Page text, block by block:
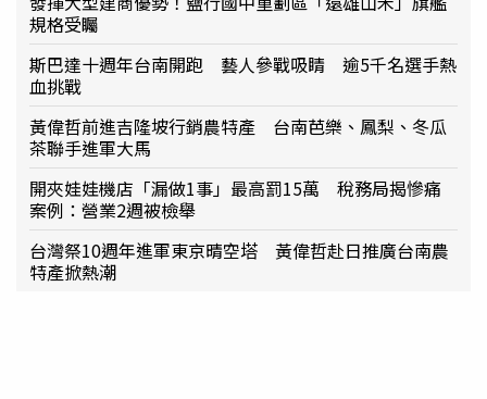
規格受矚
斯巴達十週年台南開跑 藝人參戰吸睛 逾5千名選手熱
血挑戰
黃偉哲前進吉隆坡行銷農特產 台南芭樂、鳳梨、冬瓜
茶聯手進軍大馬
開夾娃娃機店「漏做1事」最高罰15萬 稅務局揭慘痛
案例：營業2週被檢舉
台灣祭10週年進軍東京晴空塔 黃偉哲赴日推廣台南農
特產掀熱潮